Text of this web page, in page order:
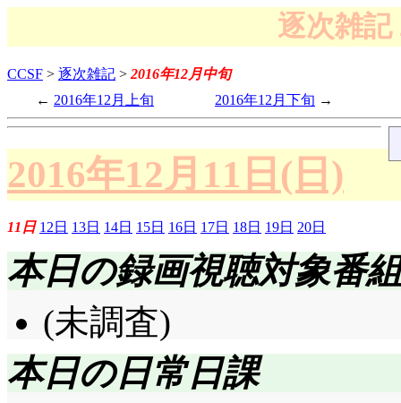
逐次雑記
CCSF > 逐次雑記 >2016年12月中旬
2016年12月上旬
2016年12月下旬
2016年12月11日(日)
11日 12日 13日 14日 15日 16日 17日 18日 19日 20日
本日の録画視聴対象番組
(未調査)
本日の日常日課